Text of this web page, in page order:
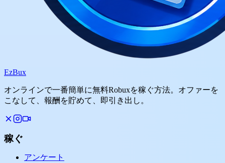
EzBux
オンラインで一番簡単に無料Robuxを稼ぐ方法。オファーを
こなして、報酬を貯めて、即引き出し。
稼ぐ
アンケート